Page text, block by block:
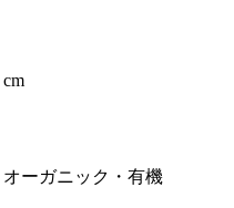
cm
オーガニック・有機